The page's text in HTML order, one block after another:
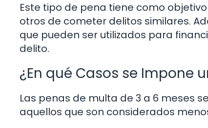
Este tipo de pena tiene como
otros de cometer delitos similares.
que pueden ser utilizados para
delito.
¿En qué Casos se Impone
Las penas de multa de 3 a 6 meses
aquellos que son considerados